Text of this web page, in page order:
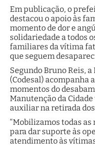
Em publicação, o
destacou o apoio às
momento de dor e
solidariedade a todos
familiares da vítima
que seguem
Segundo Bruno Reis,
(Codesal) acompanha
momentos do
Manutenção da
auxiliar na retirada
“Mobilizamos todas
para dar suporte às
atendimento às